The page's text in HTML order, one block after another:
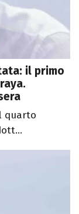
il primo
quarto